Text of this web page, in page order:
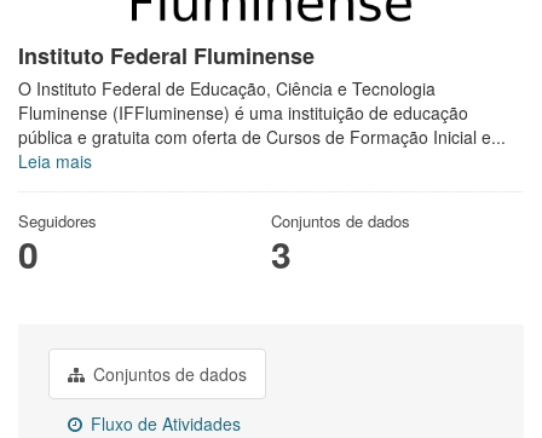
Instituto Federal Fluminense
O Instituto Federal de Educação, Ciência e Tecnologia
Fluminense (IFFluminense) é uma instituição de educação
pública e gratuita com oferta de Cursos de Formação Inicial e...
Leia mais
Seguidores
0
Conjuntos de dados
3
Conjuntos de dados
Fluxo de Atividades